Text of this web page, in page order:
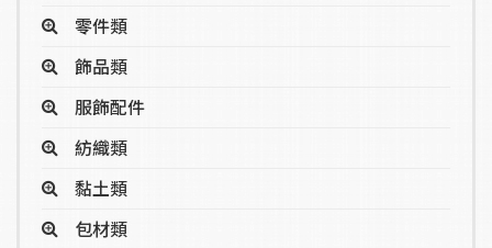
零件類
飾品類
服飾配件
紡織類
黏土類
包材類